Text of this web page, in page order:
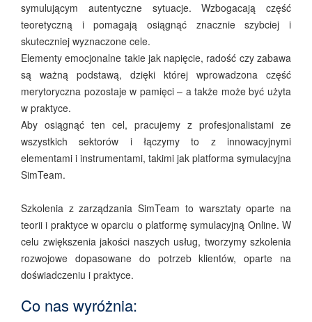
symulującym autentyczne sytuacje. Wzbogacają część
teoretyczną i pomagają osiągnąć znacznie szybciej i
skuteczniej wyznaczone cele.
Elementy emocjonalne takie jak napięcie, radość czy zabawa
są ważną podstawą, dzięki której wprowadzona część
merytoryczna pozostaje w pamięci – a także może być użyta
w praktyce.
Aby osiągnąć ten cel, pracujemy z profesjonalistami ze
wszystkich sektorów i łączymy to z innowacyjnymi
elementami i instrumentami, takimi jak platforma symulacyjna
SimTeam.
Szkolenia z zarządzania SimTeam to warsztaty oparte na
teorii i praktyce w oparciu o platformę symulacyjną Online. W
celu zwiększenia jakości naszych usług, tworzymy szkolenia
rozwojowe dopasowane do potrzeb klientów, oparte na
doświadczeniu i praktyce.
Co nas wyróżnia: